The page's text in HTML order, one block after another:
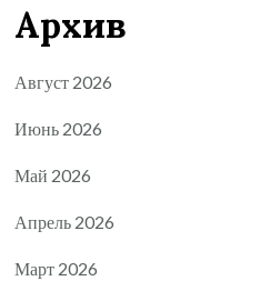
Архив
Август 2026
Июнь 2026
Май 2026
Апрель 2026
Март 2026